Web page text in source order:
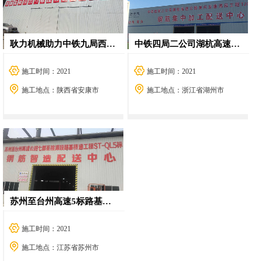
耿力机械助力中铁九局西康高铁7标1#钢构件加工厂--数控小导管生产线
施工时间：2021
施工地点：陕西省安康市
中铁四局二公司湖杭高速3标钢筋加工厂
施工时间：2021
施工地点：浙江省湖州市
苏州至台州高速5标路基桥涵工程
施工时间：2021
施工地点：江苏省苏州市